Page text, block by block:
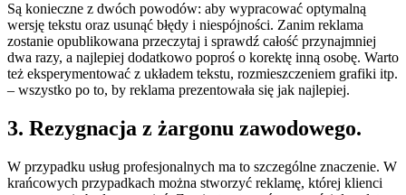
Są konieczne z dwóch powodów: aby wypracować optymalną
wersję tekstu oraz usunąć błędy i niespójności. Zanim reklama
zostanie opublikowana przeczytaj i sprawdź całość przynajmniej
dwa razy, a najlepiej dodatkowo poproś o korektę inną osobę. Warto
też eksperymentować z układem tekstu, rozmieszczeniem grafiki itp.
– wszystko po to, by reklama prezentowała się jak najlepiej.
3. Rezygnacja z żargonu zawodowego.
W przypadku usług profesjonalnych ma to szczególne znaczenie. W
krańcowych przypadkach można stworzyć reklamę, której klienci